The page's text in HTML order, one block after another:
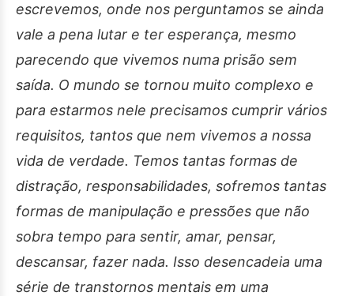
escrevemos, onde nos perguntamos se ainda
vale a pena lutar e ter esperança, mesmo
parecendo que vivemos numa prisão sem
saída. O mundo se tornou muito complexo e
para estarmos nele precisamos cumprir vários
requisitos, tantos que nem vivemos a nossa
vida de verdade. Temos tantas formas de
distração, responsabilidades, sofremos tantas
formas de manipulação e pressões que não
sobra tempo para sentir, amar, pensar,
descansar, fazer nada. Isso desencadeia uma
série de transtornos mentais em uma